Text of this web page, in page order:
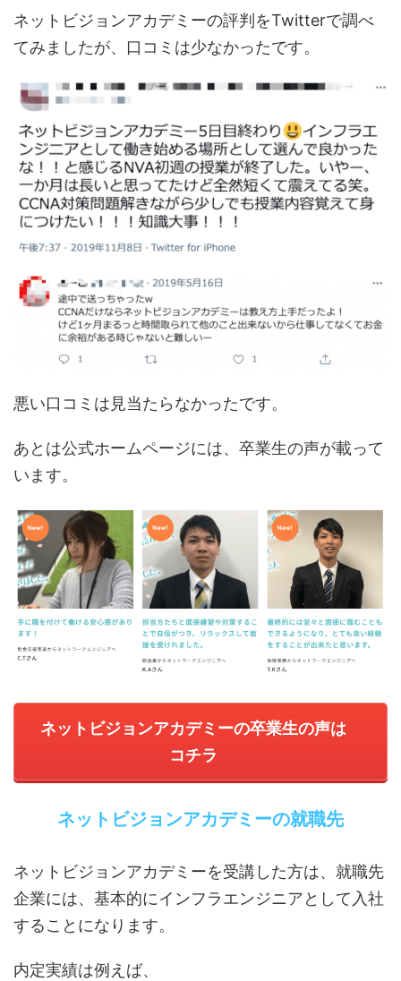
ネットビジョンアカデミーの評判をTwitterで調べ
てみましたが、口コミは少なかったです。
悪い口コミは見当たらなかったです。
あとは公式ホームページには、卒業生の声が載って
います。
ネットビジョンアカデミーの卒業生の声は
コチラ
ネットビジョンアカデミーの就職先
ネットビジョンアカデミーを受講した方は、就職先
企業には、基本的にインフラエンジニアとして入社
することになります。
内定実績は例えば、